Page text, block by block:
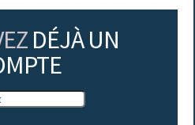
DÉJÀ UN